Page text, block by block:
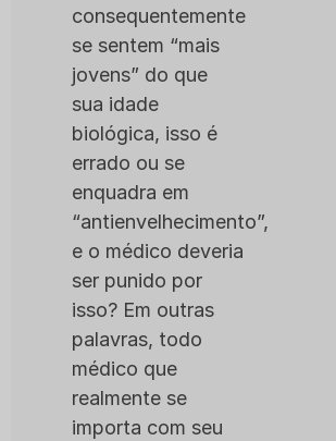
consequentemente
se sentem “mais
jovens” do que
sua idade
biológica, isso é
errado ou se
enquadra em
“antienvelhecimento”,
e o médico deveria
ser punido por
isso? Em outras
palavras, todo
médico que
realmente se
importa com seu